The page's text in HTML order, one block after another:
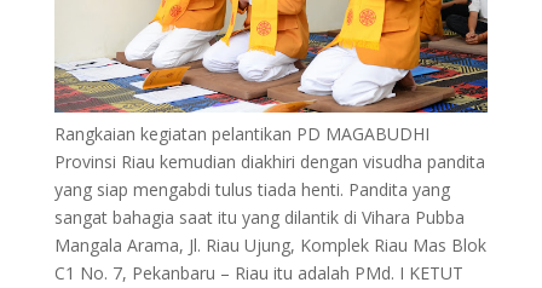
Rangkaian kegiatan pelantikan PD MAGABUDHI
Provinsi Riau kemudian diakhiri dengan visudha pandita
yang siap mengabdi tulus tiada henti. Pandita yang
sangat bahagia saat itu yang dilantik di Vihara Pubba
Mangala Arama, Jl. Riau Ujung, Komplek Riau Mas Blok
C1 No. 7, Pekanbaru – Riau itu adalah PMd. I KETUT